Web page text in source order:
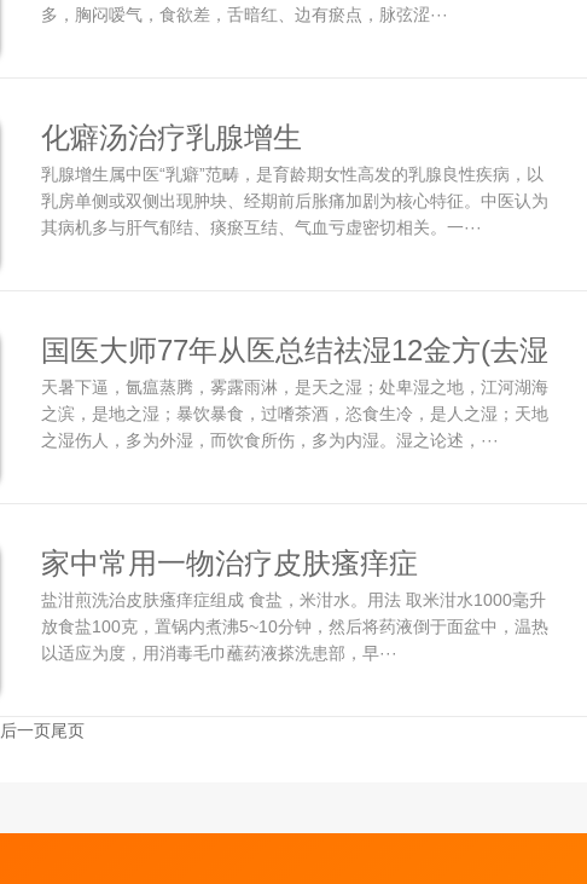
多，胸闷嗳气，食欲差，舌暗红、边有瘀点，脉弦涩···
化癖汤治疗乳腺增生
乳腺增生属中医“乳癖”范畴，是育龄期女性高发的乳腺良性疾病，以
乳房单侧或双侧出现肿块、经期前后胀痛加剧为核心特征。中医认为
其病机多与肝气郁结、痰瘀互结、气血亏虚密切相关。一···
国医大师77年从医总结祛湿12金方(去湿
方法)
天暑下逼，氤瘟蒸腾，雾露雨淋，是天之湿；处卑湿之地，江河湖海
之滨，是地之湿；暴饮暴食，过嗜茶酒，恣食生冷，是人之湿；天地
之湿伤人，多为外湿，而饮食所伤，多为内湿。湿之论述，···
家中常用一物治疗皮肤瘙痒症
盐泔煎洗治皮肤瘙痒症组成 食盐，米泔水。用法 取米泔水1000毫升
放食盐100克，置锅内煮沸5~10分钟，然后将药液倒于面盆中，温热
以适应为度，用消毒毛巾蘸药液搽洗患部，早···
后一页尾页